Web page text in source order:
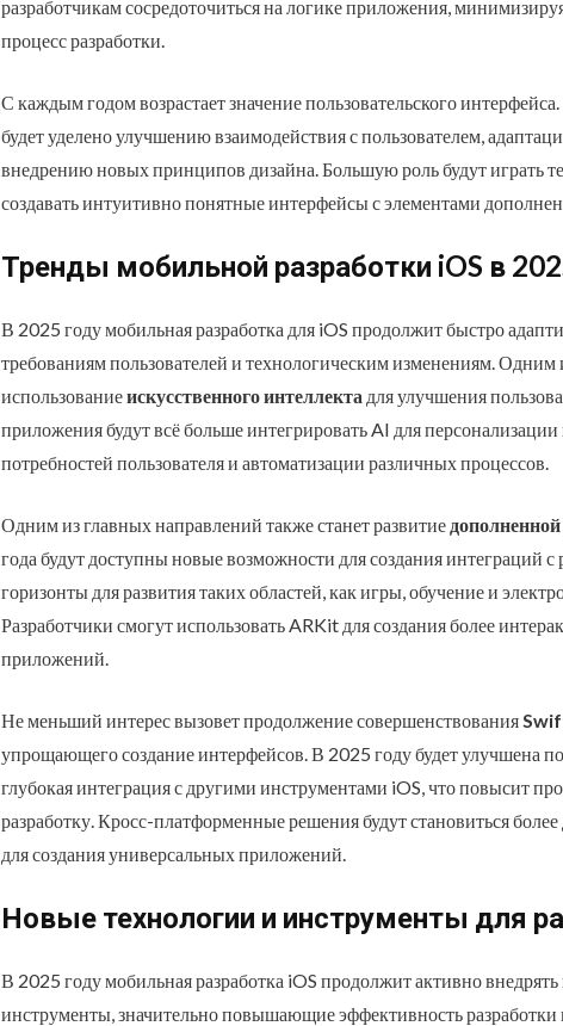
разработчикам сосредоточиться на логике приложения,
процесс разработки.
С каждым годом возрастает значение пользовательского
будет уделено улучшению взаимодействия с пользователем,
внедрению новых принципов дизайна. Большую роль будут играть
создавать интуитивно понятные интерфейсы с элементами
Тренды мобильной разработки iOS в
В 2025 году мобильная разработка для iOS продолжит быстро
требованиям пользователей и технологическим изменениям. Одним
использованиеискусственного интеллекта для улучшения
приложения будут всё больше интегрировать AI для персонализации
потребностей пользователя и автоматизации различных процессов.
Одним из главных направлений также станет развитие
года будут доступны новые возможности для создания интеграций
горизонты для развития таких областей, как игры, обучение и
Разработчики смогут использовать ARKit для создания более
приложений.
Не меньший интерес вызовет продолжение совершенствования
упрощающего создание интерфейсов. В 2025 году будет улучшена
глубокая интеграция с другими инструментами iOS, что повысит
разработку. Кросс-платформенные решения будут становиться
для создания универсальных приложений.
Новые технологии и инструменты для
В 2025 году мобильная разработка iOS продолжит активно
инструменты, значительно повышающие эффективность